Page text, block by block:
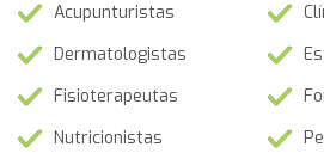
Acupunturistas
Dermatologistas
Fisioterapeutas
Nutricionistas